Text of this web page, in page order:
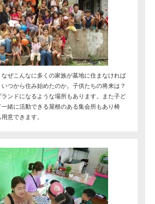
ぜこんなに多くの家族が墓地に住まなければ
つから住み始めたのか。子供たちの将来は？
ンドになるような場所もあります。また子ど
一緒に活動できる屋根のある集会所もあり椅
意できます。